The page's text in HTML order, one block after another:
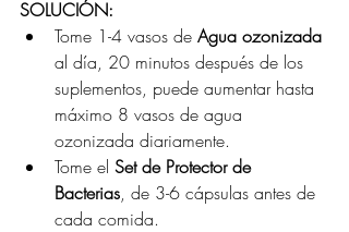
SOLUCIÓN:
Tome 1-4 vasos de Agua ozonizada
al día, 20 minutos después de los
suplementos, puede aumentar hasta
máximo 8 vasos de agua
ozonizada diariamente.
Tome el Set de Protector de
Bacterias, de 3-6 cápsulas antes de
cada comida.